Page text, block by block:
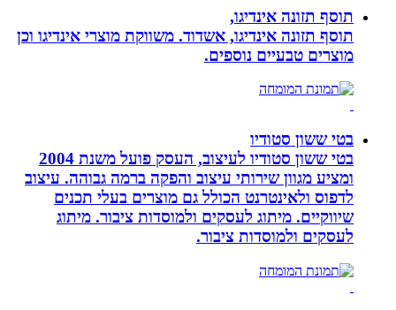
תוסף תזונה אינדיגו,
תוסף תזונה אינדיגו, אשדוד. משווקת מוצרי אינדיגו וכן
מוצרים טבעיים נוספים.
בטי ששון סטודיו
בטי ששון סטודיו לעיצוב, העסק פועל משנת 2004
ומציע מגוון שירותי עיצוב והפקה ברמה גבוהה. עיצוב
לדפוס ולאינטרנט הכולל גם מוצרים בעלי תכנים
שיווקיים. מיתוג לעסקים ולמוסדות ציבור. מיתוג
לעסקים ולמוסדות ציבור.